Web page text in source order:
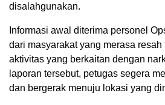
disalahgunakan.
Informasi awal diterima personel
dari masyarakat yang merasa
aktivitas yang berkaitan dengan
laporan tersebut, petugas segera
dan bergerak menuju lokasi yang